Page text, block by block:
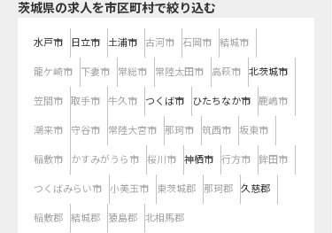
茨城県の求人を市区町村で絞り込む
水戸市 日立市 土浦市 古河市 石岡市 結城市
龍ケ崎市 下妻市 常総市 常陸太田市 高萩市 北茨城市
笠間市 取手市 牛久市 つくば市 ひたちなか市 鹿嶋市
潮来市 守谷市 常陸大宮市 那珂市 筑西市 坂東市
稲敷市 かすみがうら市 桜川市 神栖市 行方市 鉾田市
つくばみらい市 小美玉市 東茨城郡 那珂郡 久慈郡
稲敷郡 結城郡 猿島郡 北相馬郡